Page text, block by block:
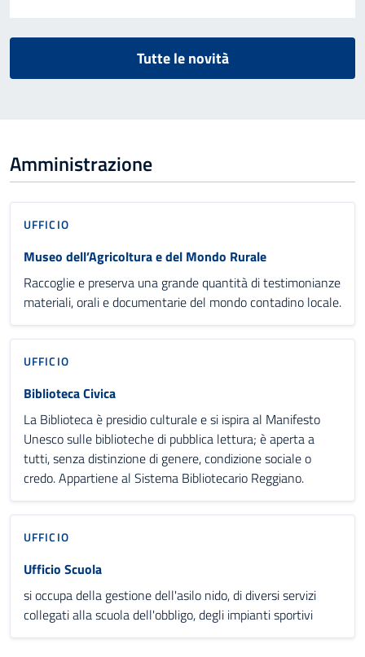
Tutte le novità
Amministrazione
UFFICIO
Museo dell’Agricoltura e del Mondo Rurale
Raccoglie e preserva una grande quantità di testimonianze
materiali, orali e documentarie del mondo contadino locale.
UFFICIO
Biblioteca Civica
La Biblioteca è presidio culturale e si ispira al Manifesto
Unesco sulle biblioteche di pubblica lettura; è aperta a
tutti, senza distinzione di genere, condizione sociale o
credo. Appartiene al Sistema Bibliotecario Reggiano.
UFFICIO
Ufficio Scuola
si occupa della gestione dell'asilo nido, di diversi servizi
collegati alla scuola dell'obbligo, degli impianti sportivi